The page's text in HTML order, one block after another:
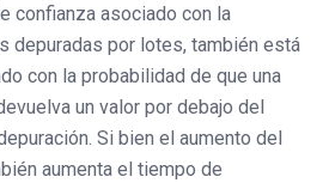
confianza asociado con la
depuradas por lotes, también está
con la probabilidad de que una
un valor por debajo del
Si bien el aumento del
aumenta el tiempo de